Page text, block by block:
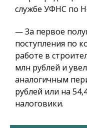
службе УФНС по
— За первое
поступления по
работе в
млн рублей и
аналогичным
рублей или на
налоговики.